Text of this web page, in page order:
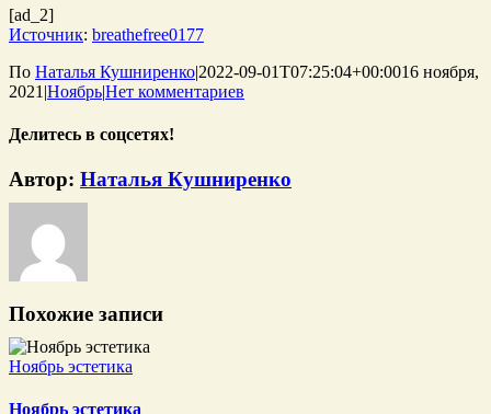
[ad_2]
Источник: breathefree0177
По Наталья Кушниренко|2022-09-01T07:25:04+00:0016 ноября,
2021 |Ноябрь|Нет комментариев
Делитесь в соцсетях!
WhatsApp
Telegram
Tumblr
Pinterest
Vk
Email
Автор: Наталья Кушниренко
Похожие записи
Ноябрь эстетика
Ноябрь эстетика